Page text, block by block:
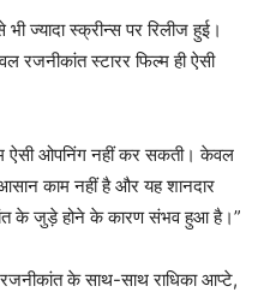
ज्यादा स्क्रीन्स पर रिलीज हुई।
रजनीकांत स्टारर फिल्म ही ऐसी
ऐसी ओपनिंग नहीं कर सकती। केवल
काम नहीं है और यह शानदार
के जुड़े होने के कारण संभव हुआ है।”
रजनीकांत के साथ-साथ राधिका आप्टे,